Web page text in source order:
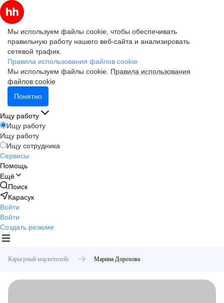
Мы используем файлы cookie, чтобы обеспечивать
правильную работу нашего веб-сайта и анализировать
сетевой трафик.
Правила использования файлов cookie
Мы используем файлы cookie. Правила использования
файлов cookie
Понятно
Ищу работу
Ищу работу
Ищу работу
Ищу сотрудника
Сервисы
Помощь
Ещё
Поиск
Карасук
Войти
Войти
Создать резюме
Карьерный маркетплейс Марина Дорохова